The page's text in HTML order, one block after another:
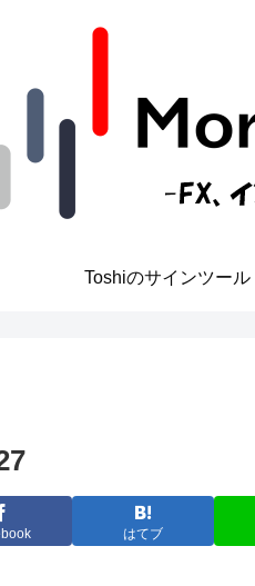
Toshiのサインツール
はてブ